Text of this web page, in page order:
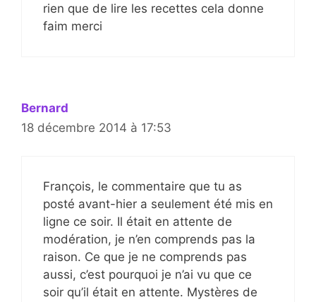
rien que de lire les recettes cela donne
faim merci
Bernard
18 décembre 2014 à 17:53
François, le commentaire que tu as
posté avant-hier a seulement été mis en
ligne ce soir. Il était en attente de
modération, je n’en comprends pas la
raison. Ce que je ne comprends pas
aussi, c’est pourquoi je n’ai vu que ce
soir qu’il était en attente. Mystères de